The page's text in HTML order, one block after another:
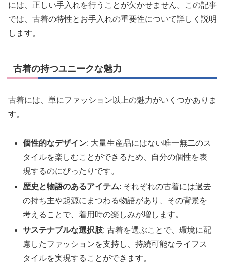
には、正しい手入れを行うことが欠かせません。この記事
では、古着の特性とお手入れの重要性について詳しく説明
します。
古着の持つユニークな魅力
古着には、単にファッション以上の魅力がいくつかありま
す。
個性的なデザイン: 大量生産品にはない唯一無二のス
タイルを楽しむことができるため、自分の個性を表
現するのにぴったりです。
歴史と物語のあるアイテム: それぞれの古着には過去
の持ち主や起源にまつわる物語があり、その背景を
考えることで、着用時の楽しみが増します。
サステナブルな選択肢: 古着を選ぶことで、環境に配
慮したファッションを支持し、持続可能なライフス
タイルを実現することができます。